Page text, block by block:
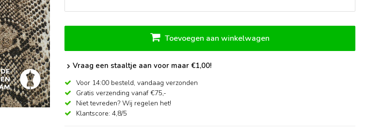
Toevoegen aan winkelwagen
Vraag een staaltje aan voor maar €1,00!
Voor 14:00 besteld, vandaag verzonden
Gratis verzending vanaf €75,-
Niet tevreden? Wij regelen het!
Klantscore: 4,8/5